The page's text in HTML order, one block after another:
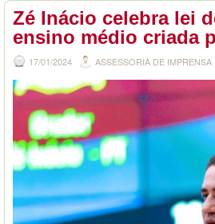
Zé Inácio celebra lei
ensino médio criada
17/01/2024 ASSESSORIA DE IMPRENSA